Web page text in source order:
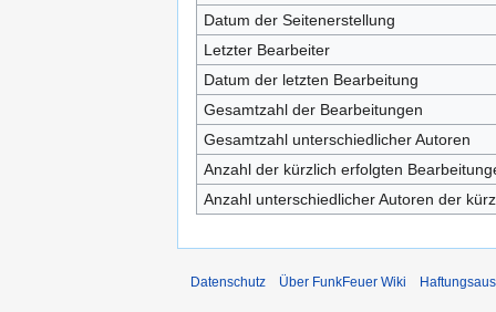
Datum der Seitenerstellung
Letzter Bearbeiter
Datum der letzten Bearbeitung
Gesamtzahl der Bearbeitungen
Gesamtzahl unterschiedlicher Autoren
Anzahl der kürzlich erfolgten
Anzahl unterschiedlicher Autoren der
Datenschutz Über FunkFeuer Wiki